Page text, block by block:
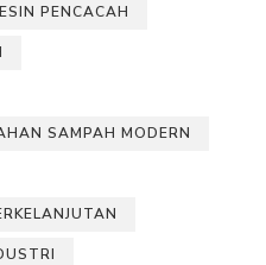
PENCACAH
SAMPAH MODERN